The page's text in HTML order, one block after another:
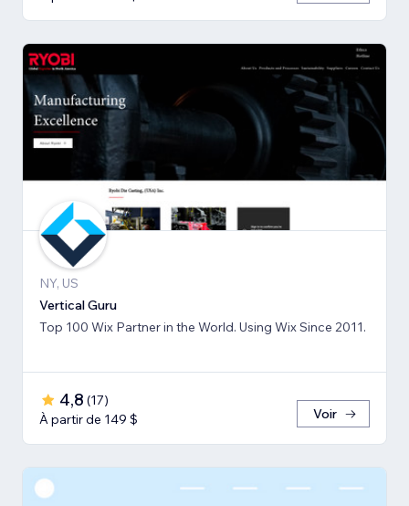
NY, US
Vertical Guru
Top 100 Wix Partner in the World. Using Wix Since 2011.
4,8 (17)
À partir de 149 $
Voir